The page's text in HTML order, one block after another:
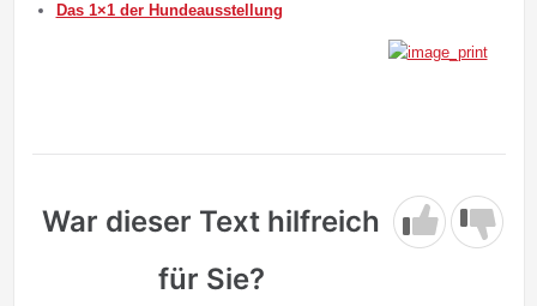
Das 1×1 der Hundeausstellung
War dieser Text hilfreich
für Sie?